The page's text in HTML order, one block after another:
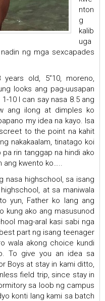
nton
g
kalib
uga
ng mga sexcapades
old, 5”10, moreno,
looks ang pag-uusapan
10 I can say nasa 8.5 ang
ang ilong at dimples ko
my idea na kayo. Isa
to the point na kahit
nakakaalam, tinatago koi
rin tanggap na hindi ako
ang kwento ko…..
nasa highschool, sa isang
at sa maniwala
yun, Father ko lang ang
kung ako ang masusunod
mag-aral kasi sabi nga
part ng isang teenager
wala akong choice kundi
To give you an idea sa
Boys at stay in kami ditto,
field trip, since stay in
sa loob ng campus
konti lang kami sa batch